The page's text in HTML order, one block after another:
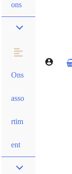
ons
Ons
asso
rtim
ent